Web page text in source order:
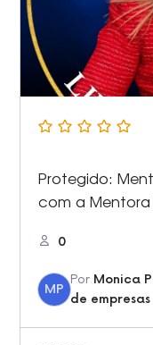
Protegido:
com a
0
MP
Por Monica
de empresas